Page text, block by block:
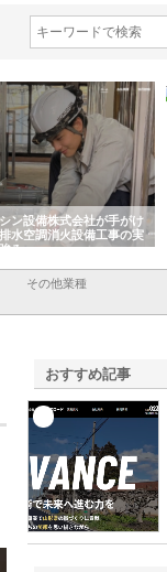
ン設備株式会社が手がけ
水空調消火設備工事の実
み
その他業種
おすすめ記事